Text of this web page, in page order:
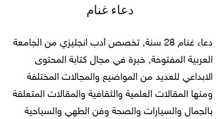
دعاء غنام
دعاء غنام 28 سنة, تخصص أدب انجليزي من الجامعة
العربية المفتوحة, خبرة في مجال كتابة المحتوى
الابداعي للعديد من المواضيع والمجالات المختلفة
ومنها المقالات العلمية والثقافية والمقالات المتعلقة
بالجمال والسيارات والصحة وفن الطهي والسياحية